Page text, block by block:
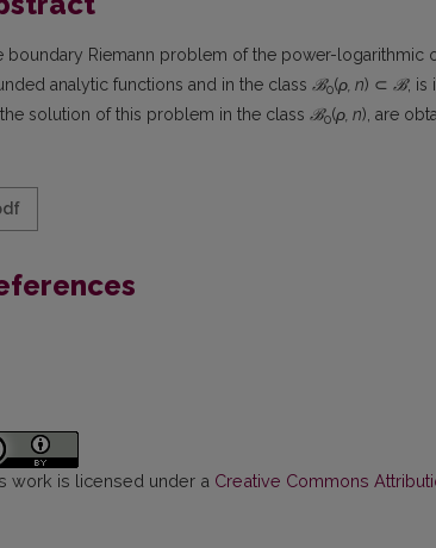
boundary Riemann problem of the power-logarithmic
analytic functions and in the class ℬ0(ρ, n) ⊂ ℬ, is
solution of this problem in the class ℬ0(ρ, n), are
work is licensed under a Creative Commons